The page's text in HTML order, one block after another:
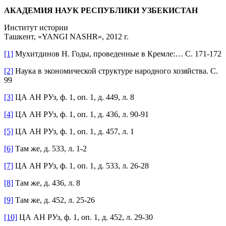
АКАДЕМИЯ НАУК РЕСПУБЛИКИ УЗБЕКИСТАН
Институт истории
Ташкент, «YANGI NASHR», 2012 г.
[1] Мухитдинов Н. Годы, проведенные в Кремле:… С. 171-172
[2] Наука в экономической структуре народного хозяйства. С.
99
[3] ЦА АН РУз, ф. 1, оп. 1, д. 449, л. 8
[4] ЦА АН РУз, ф. 1, оп. 1, д. 436, л. 90-91
[5] ЦА АН РУз, ф. 1, оп. 1, д. 457, л. 1
[6] Там же, д. 533, л. 1-2
[7] ЦА АН РУз, ф. 1, оп. 1, д. 533, л. 26-28
[8] Там же, д. 436, л. 8
[9] Там же, д. 452, л. 25-26
[10] ЦА АН РУз, ф. 1, оп. 1, д. 452, л. 29-30